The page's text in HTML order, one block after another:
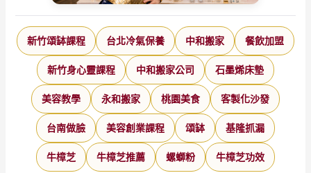
新竹頌缽課程 台北冷氣保養 中和搬家 餐飲加盟
新竹身心靈課程 中和搬家公司 石墨烯床墊
美容教學 永和搬家 桃園美食 客製化沙發
台南做臉 美容創業課程 頌缽 基隆抓漏
牛樟芝 牛樟芝推薦 螺螄粉 牛樟芝功效